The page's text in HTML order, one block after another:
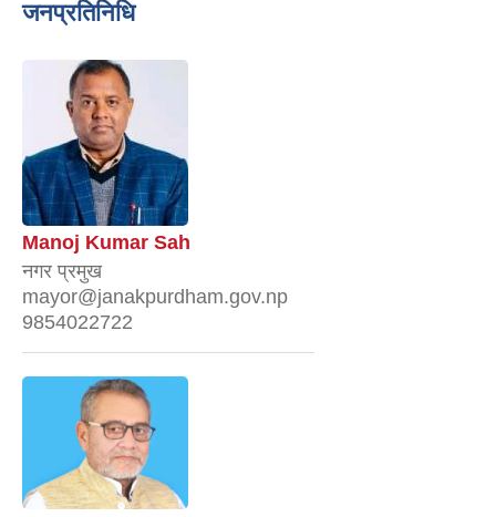
जनप्रतिनिधि
Manoj Kumar Sah
नगर प्रमुख
mayor@janakpurdham.gov.np
9854022722